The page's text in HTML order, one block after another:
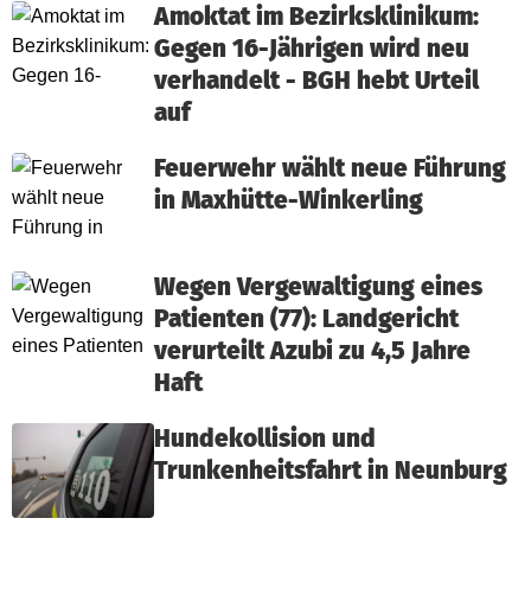
Amoktat im Bezirksklinikum:
Gegen 16-Jährigen wird neu
verhandelt - BGH hebt Urteil
auf
Feuerwehr wählt neue Führung
in Maxhütte-Winkerling
Wegen Vergewaltigung eines
Patienten (77): Landgericht
verurteilt Azubi zu 4,5 Jahre
Haft
Hundekollision und
Trunkenheitsfahrt in Neunburg